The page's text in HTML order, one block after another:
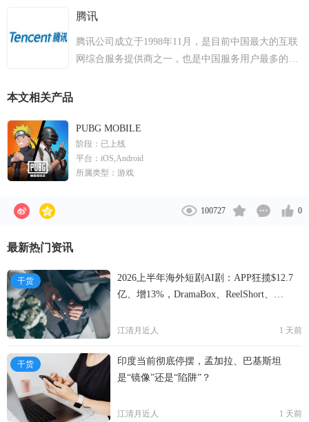
用。2011年，EPIC Games发售的《战争机器3》引来
了业界的广泛好评。代表作品另有《子弹风暴》、
《堡垒之夜》等。
腾讯
腾讯公司成立于1998年11月，是目前中国最大的互联
网综合服务提供商之一，也是中国服务用户最多的互
所主板公开上市（股票代号700）。
本文相关产品
PUBG MOBILE
阶段： 已上线
平台： iOS,Android
所属类型： 游戏
100727 0
最新热门资讯
干货
2026上半年海外短剧AI剧：APP狂揽$12.7
亿、增13%，DramaBox、ReelShort、
江清月近人 1 天前
干货
印度当前彻底停摆，孟加拉、巴基斯坦
是“镜像”还是“陷阱”？
江清月近人 1 天前